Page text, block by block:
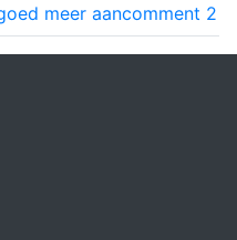
meer aancomment 2